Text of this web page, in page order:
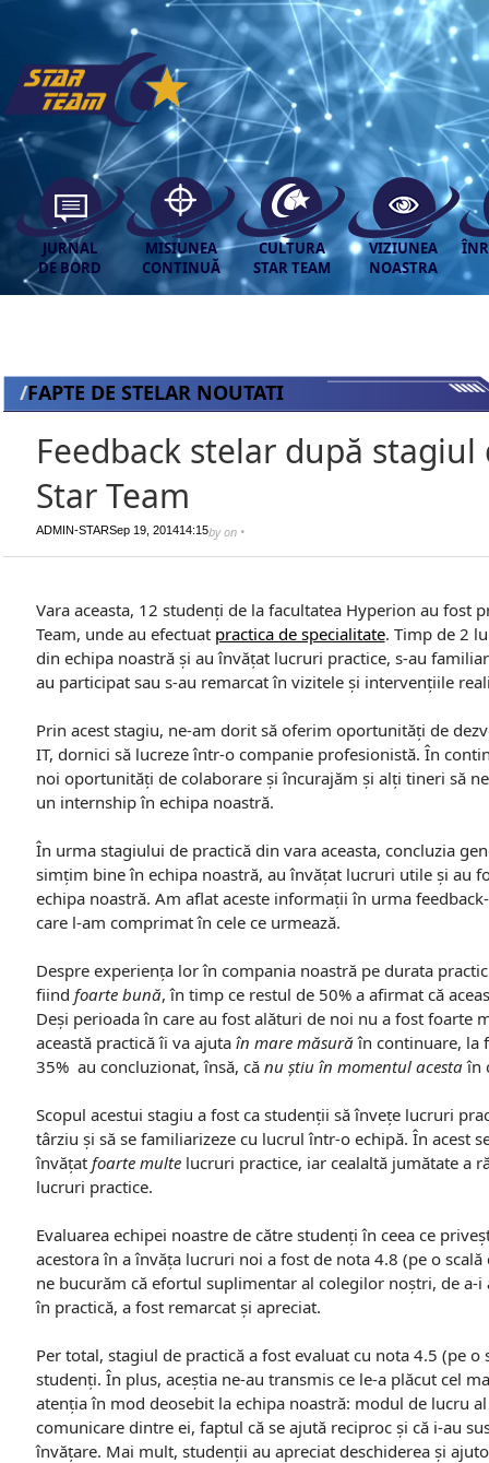
JURNAL
DE BORD
MISIUNEA
CONTINUĂ
CULTURA
STAR TEAM
VIZIUNEA
NOASTRA
FAPTE DE STELAR
/ NOUTATI
Feedback stelar după
Star Team
by
ADMIN-STAR on
Sep 19, 2014 •
14:15
Vara aceasta, 12 studenți de la facultatea Hyperion au fost
Team, unde au efectuat practica de specialitate. Timp de 2
din echipa noastră și au învățat lucruri practice, s-au
au participat sau s-au remarcat în vizitele și intervențiile
Prin acest stagiu, ne-am dorit să oferim oportunități de
IT, dornici să lucreze într-o companie profesionistă. În
noi oportunități de colaborare și încurajăm și alți tineri să
un internship în echipa noastră.
În urma stagiului de practică din vara aceasta, concluzia
simțim bine în echipa noastră, au învățat lucruri utile și au
echipa noastră. Am aflat aceste informații în urma
care l-am comprimat în cele ce urmează.
Despre experiența lor în compania noastră pe durata
fiind foarte bună, în timp ce restul de 50% a afirmat că
Deși perioada în care au fost alături de noi nu a fost foarte
această practică îi va ajuta în mare măsurăîn continuare, la
35% au concluzionat, însă, că nu știu în momentul acestaîn
Scopul acestui stagiu a fost ca studenții să învețe lucruri
târziu și să se familiarizeze cu lucrul într-o echipă. În acest
învățat foarte multelucruri practice, iar cealaltă jumătate a
lucruri practice.
Evaluarea echipei noastre de către studenți în ceea ce
acestora în a învăța lucruri noi a fost de nota 4.8 (pe o scală
ne bucurăm că efortul suplimentar al colegilor noștri, de a-i
în practică, a fost remarcat și apreciat.
Per total, stagiul de practică a fost evaluat cu nota 4.5 (pe o
studenți. În plus, aceștia ne-au transmis ce le-a plăcut cel
atenția în mod deosebit la echipa noastră: modul de lucru
comunicare dintre ei, faptul că se ajută reciproc și că i-au
învățare. Mai mult, studenții au apreciat deschiderea și